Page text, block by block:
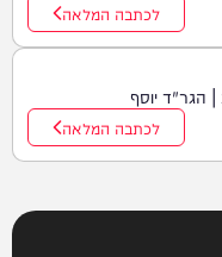
לכתבה המלאה
הגר"ד יוסף
לכתבה המלאה